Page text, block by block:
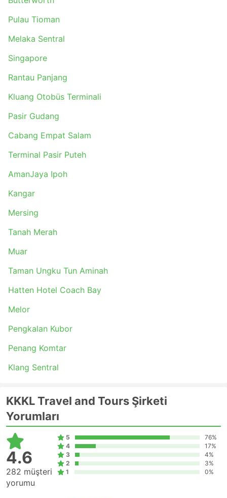
Pulau Tioman
Melaka Sentral
Singapore
Rantau Panjang
Kluang Otobüs Terminali
Pasir Gudang
Cabang Empat Salam
Terminal Pasir Puteh
AmanJaya Ipoh
Kangar
Mersing
Tanah Merah
Muar
Taman Ungku Tun Aminah
Hatten Hotel Coach Bay
Melor
Pengkalan Kubor
Penang Komtar
Klang Sentral
KKKL Travel and Tours Şirketi
Yorumları
4.6
282 müşteri
yorumu
5
76%
4
17%
3
4%
2
3%
1
0%